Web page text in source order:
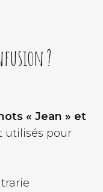
?
« Jean » et
utilisés pour